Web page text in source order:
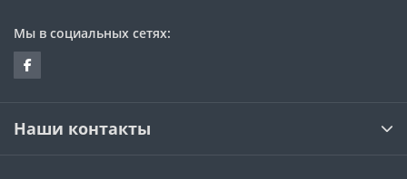
Мы в социальных сетях:
Наши контакты